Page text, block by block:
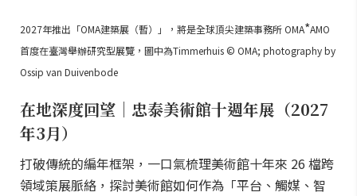
2027年推出「OMA建築展（暫）」，將是全球頂尖建築事務所 OMA*AMO
首度在臺灣舉辦研究型展覽，圖中為Timmerhuis © OMA; photography by
Ossip van Duivenbode
在地深度回望｜忠泰美術館十週年展（2027
年3月）
打破傳統的編年框架，一口氣梳理美術館十年來 26 檔跨
領域策展脈絡，探討美術館如何作為「平台、觸媒、智